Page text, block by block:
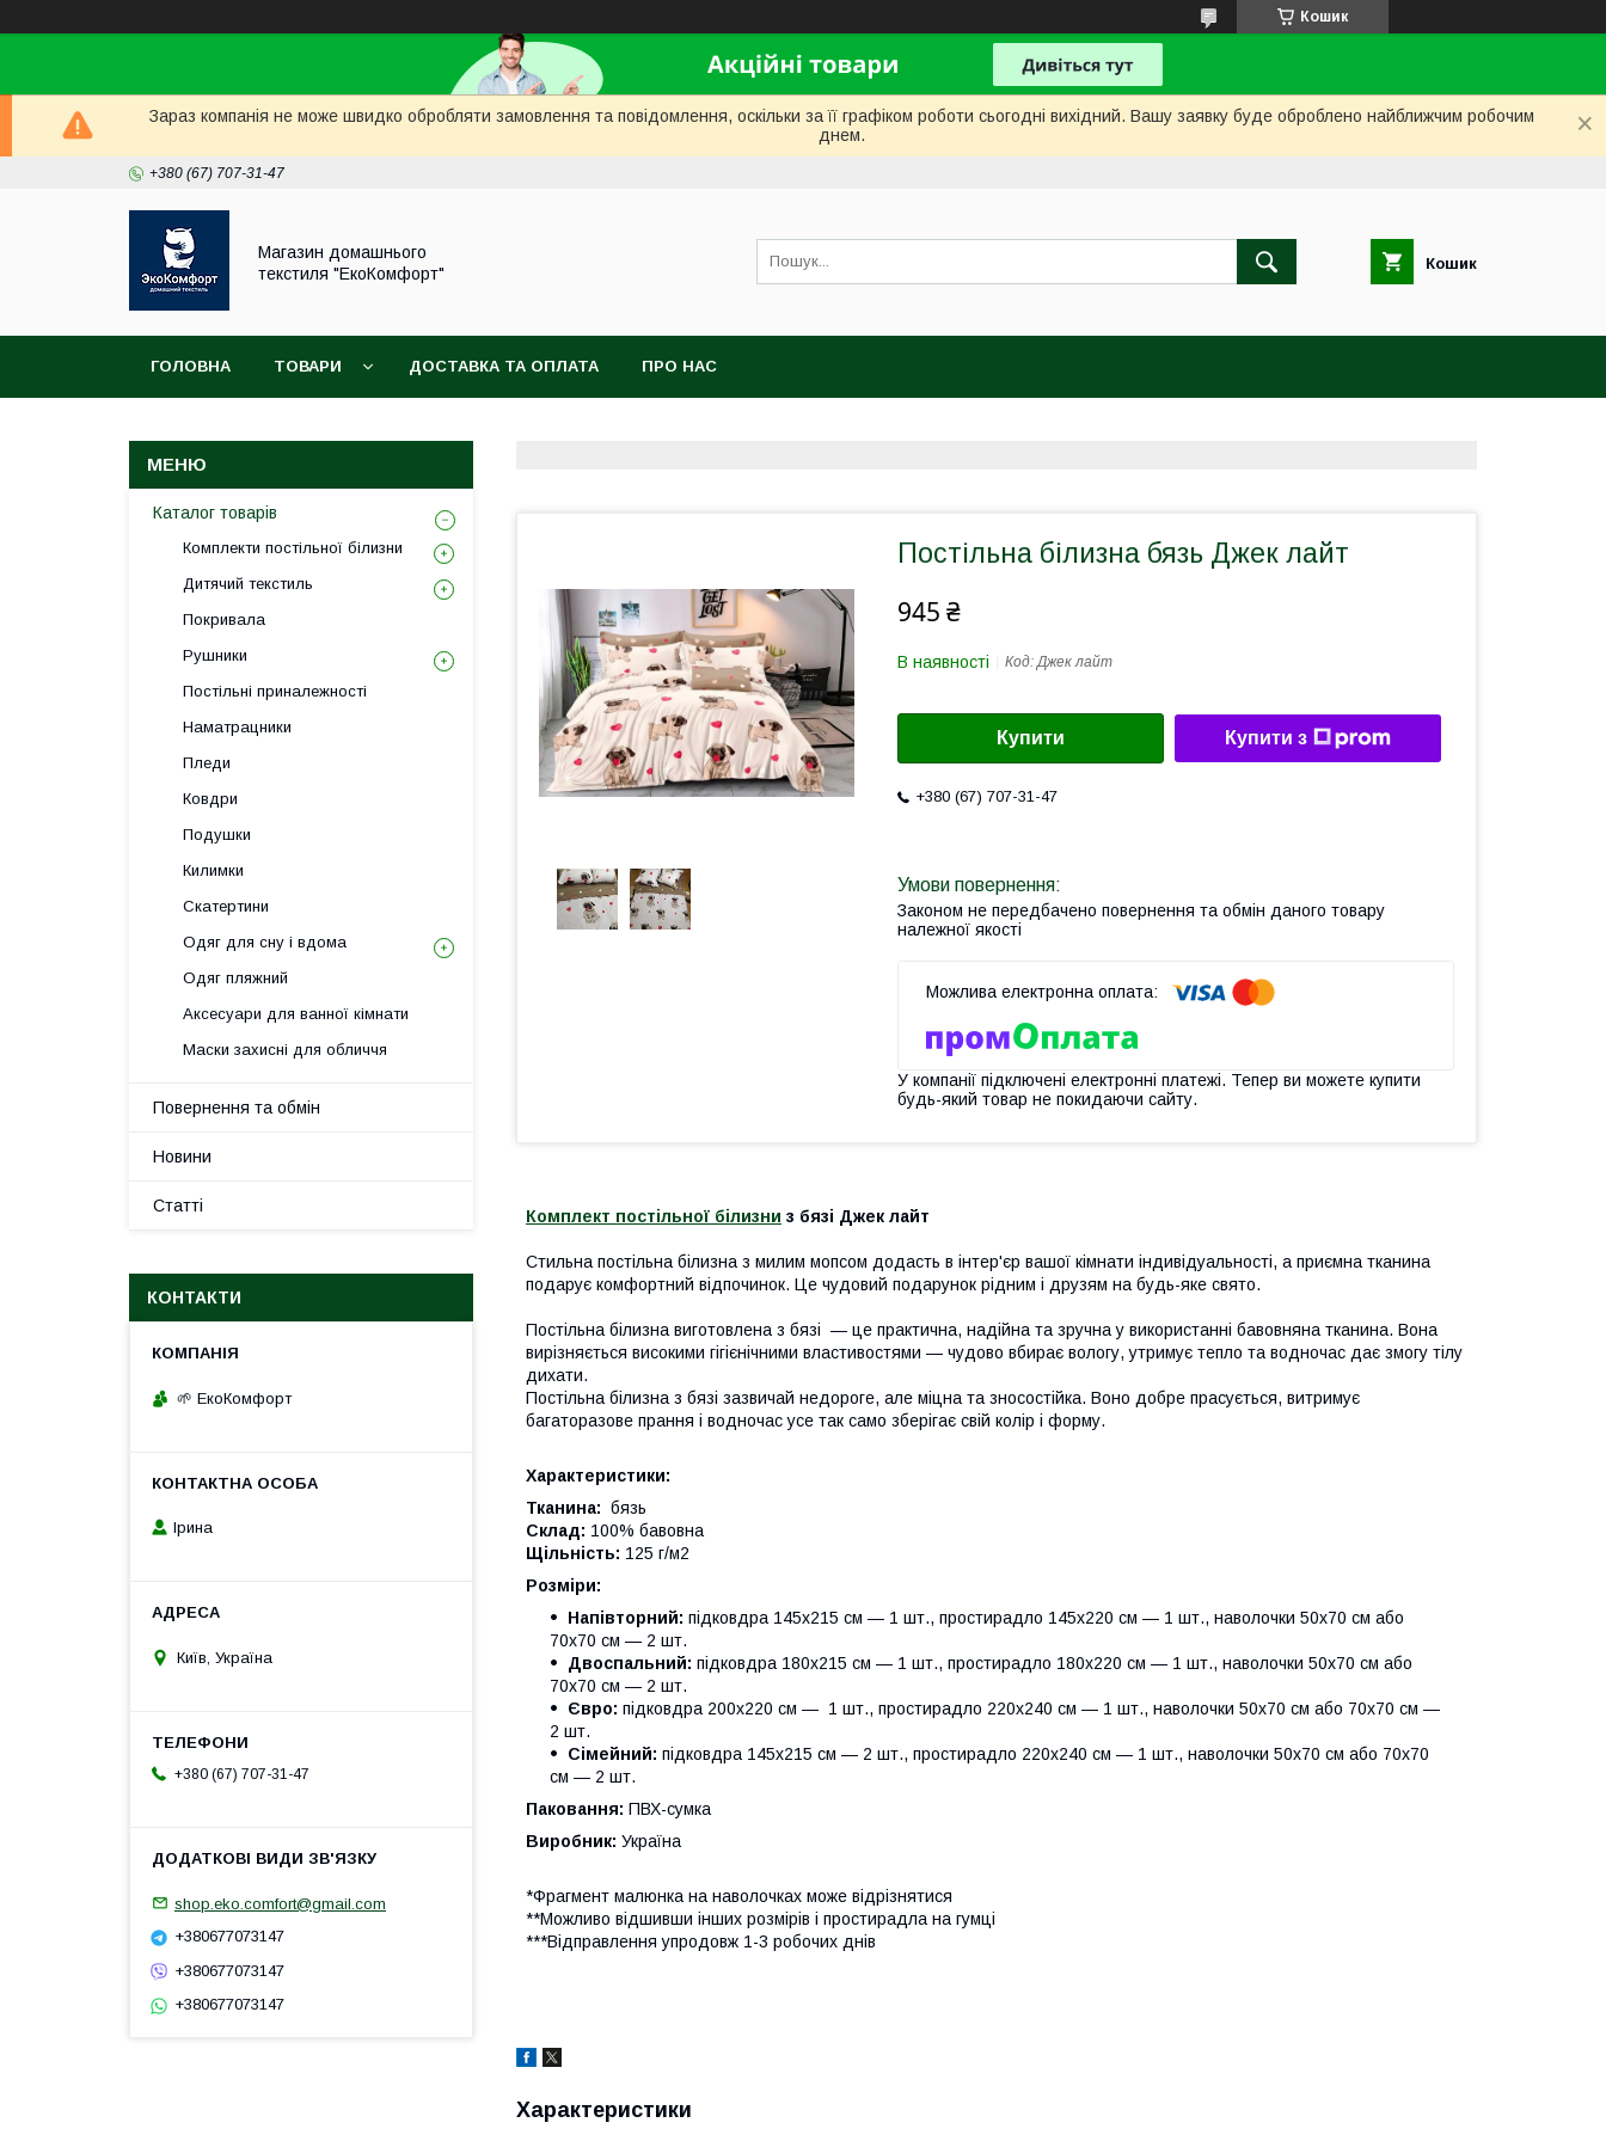
Кошик
Зараз компанія не може швидко обробляти замовлення та повідомлення, оскільки за її графіком роботи сьогодні вихідний. Вашу заявку буде оброблено найближчим робочим
днем.
+380 (67) 707-31-47
Магазин домашнього
текстиля "ЕкоКомфорт"
Кошик
ГОЛОВНА ТОВАРИ ДОСТАВКА ТА ОПЛАТА ПРО НАС
Постільна білизна бязь Джек лайт
945 ₴
В наявності Код:Джек лайт
Купити Купити з
+380 (67) 707-31-47
Законом не передбачено повернення та обмін даного товару
належної якості
У компанії підключені електронні платежі. Тепер ви можете купити
будь-який товар не покидаючи сайту.
Комплект постільної білизни з бязі Джек лайт
Стильна постільна білизна з милим мопсом додасть в інтер'єр вашої кімнати індивідуальності, а приємна тканина
подарує комфортний відпочинок. Це чудовий подарунок рідним і друзям на будь-яке свято.
Постільна білизна виготовлена з бязі — це практична, надійна та зручна у використанні бавовняна тканина. Вона
вирізняється високими гігієнічними властивостями — чудово вбирає вологу, утримує тепло та водночас дає змогу тілу
дихати.
Постільна білизна з бязі зазвичай недороге, але міцна та зносостійка. Воно добре прасується, витримує
багаторазове прання і водночас усе так само зберігає свій колір і форму.
Характеристики:
Тканина: бязь
Склад: 100% бавовна
Щільність: 125 г/м2
Розміри:
Напівторний: підковдра 145х215 см — 1 шт., простирадло 145х220 см — 1 шт., наволочки 50х70 см або
70х70 см — 2 шт.
Двоспальний: підковдра 180х215 см — 1 шт., простирадло 180х220 см — 1 шт., наволочки 50х70 см або
70х70 см — 2 шт.
Євро: підковдра 200х220 см — 1 шт., простирадло 220х240 см — 1 шт., наволочки 50х70 см або 70х70 см —
2 шт.
Сімейний: підковдра 145х215 см — 2 шт., простирадло 220х240 см — 1 шт., наволочки 50х70 см або 70х70
см — 2 шт.
Паковання: ПВХ-сумка
Виробник: Україна
*Фрагмент малюнка на наволочках може відрізнятися
**Можливо відшивши інших розмірів і простирадла на гумці
***Відправлення упродовж 1-3 робочих днів
Характеристики
Каталог товарів
Комплекти постільної білизни
Дитячий текстиль
Покривала
Рушники
Постільні приналежності
Наматрацники
Пледи
Ковдри
Подушки
Килимки
Скатертини
Одяг для сну і вдома
Одяг пляжний
Аксесуари для ванної кімнати
Маски захисні для обличчя
Повернення та обмін
Новини
Статті
КОНТАКТИ
🌱 ЕкоКомфорт
Ірина
Київ, Україна
+380 (67) 707-31-47
shop.eko.comfort@gmail.com
+380677073147
+380677073147
+380677073147